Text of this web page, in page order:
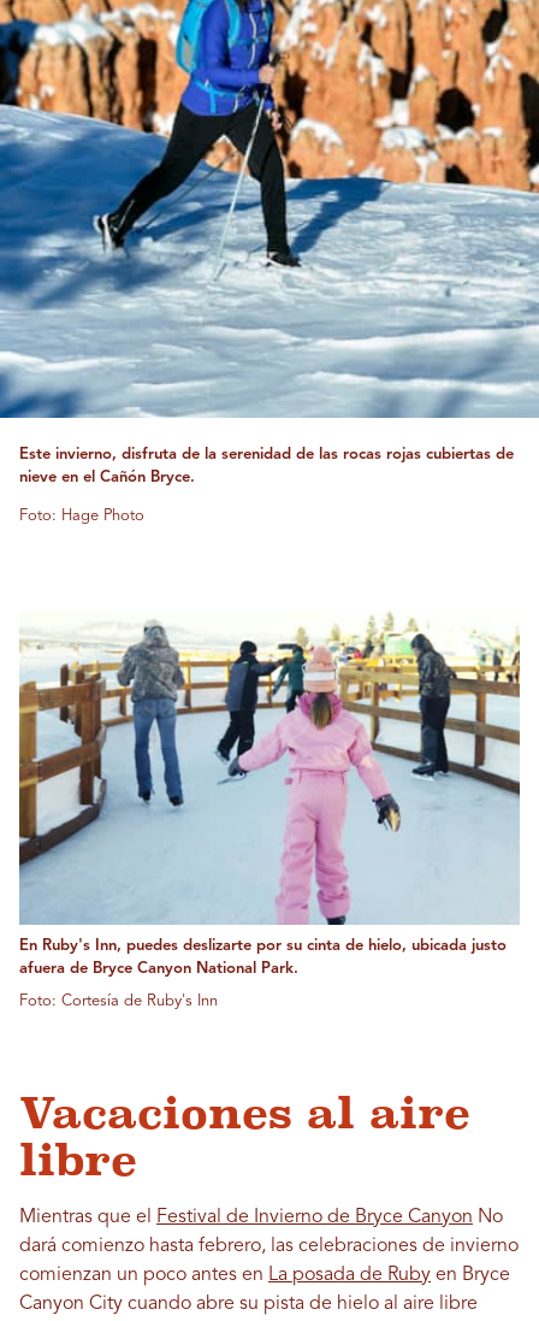
Este invierno, disfruta de la serenidad de las rocas rojas cubiertas de
nieve en el Cañón Bryce.
Foto: Hage Photo
En Ruby's Inn, puedes deslizarte por su cinta de hielo, ubicada justo
afuera de Bryce Canyon National Park.
Foto: Cortesía de Ruby's Inn
Vacaciones al aire
libre
Mientras que el Festival de Invierno de Bryce Canyon No
dará comienzo hasta febrero, las celebraciones de invierno
comienzan un poco antes en La posada de Ruby en Bryce
Canyon City cuando abre su pista de hielo al aire libre